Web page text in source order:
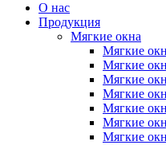
О нас
Продукция
Мягкие окна
Мягкие
Мягкие
Мягкие
Мягкие
Мягкие
Мягкие
Мягкие